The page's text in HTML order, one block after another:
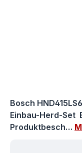
Bosch
Einbau-Herd-Set
Produktbesch…